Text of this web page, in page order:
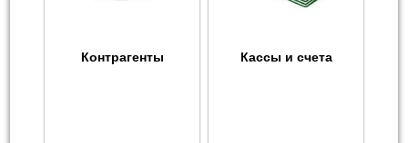
Контрагенты Кассы и счета